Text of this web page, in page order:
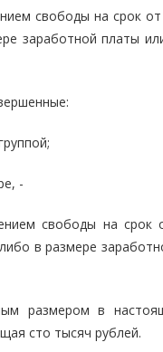
свободы на срок
заработной платы
-
свободы на
в размере
размером в
сто тысяч рублей.